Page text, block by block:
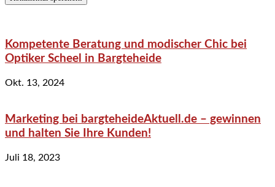
Kompetente Beratung und modischer Chic bei
Optiker Scheel in Bargteheide
Okt. 13, 2024
Marketing bei bargteheideAktuell.de – gewinnen
und halten Sie Ihre Kunden!
Juli 18, 2023